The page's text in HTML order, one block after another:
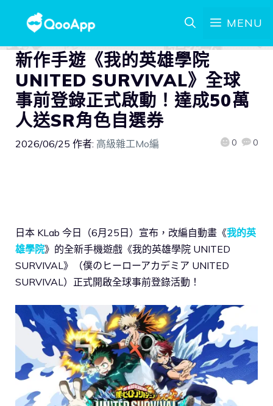
MENU
新作手遊《我的英雄學院
UNITED SURVIVAL》全球
事前登錄正式啟動！達成50萬
人送SR角色自選券
2026/06/25 作者: 高級雜工Mo編 0 0
日本 KLab 今日（6月25日）宣布，改編自動畫《我的英
雄學院》的全新手機遊戲《我的英雄學院 UNITED
SURVIVAL》（僕のヒーローアカデミア UNITED
SURVIVAL）正式開啟全球事前登錄活動！